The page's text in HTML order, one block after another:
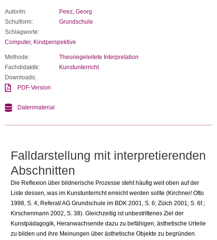
Autor/in:
Peez, Georg
Schulform:
Grundschule
Schlagworte:
Computer, Kindperspektive
Methode:
Theoriegeleitete Interpretation
Fachdidaktik:
Kunstunterricht
Downloads:
PDF-Version
Datenmaterial
Falldarstellung mit interpretierenden
Abschnitten
Die Reflexion über bildnerische Prozesse steht häufig weit oben auf der
Liste dessen, was im Kunstunterricht erreicht werden sollte (Kirchner/ Otto
1998, S. 4; Referat/ AG Grundschule im BDK 2001, S. 6; Zülch 2001; S. 6f.;
Kirschenmann 2002, S. 38). Gleichzeitig ist unbestrittenes Ziel der
Kunstpädagogik, Heranwachsende dazu zu befähigen, ästhetische Urteile
zu bilden und ihre Meinungen über ästhetische Objekte zu begründen.